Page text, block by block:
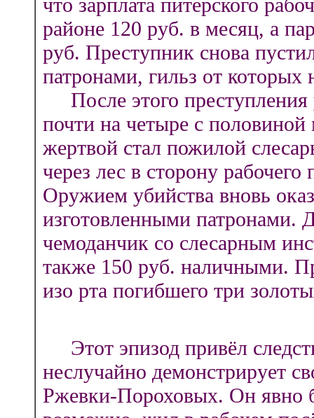
что зарплата питерского
районе 120 руб. в месяц, а
руб. Преступник снова
патронами, гильз от которых
После этого преступления
почти на четыре с половиной
жертвой стал пожилой
через лес в сторону
Оружием убийства вновь
изготовленными патронами.
чемоданчик со слесарным
также 150 руб. наличными.
изо рта погибшего три
Этот эпизод привёл
неслучайно демонстрирует
Ржевки-Пороховых. Он явно